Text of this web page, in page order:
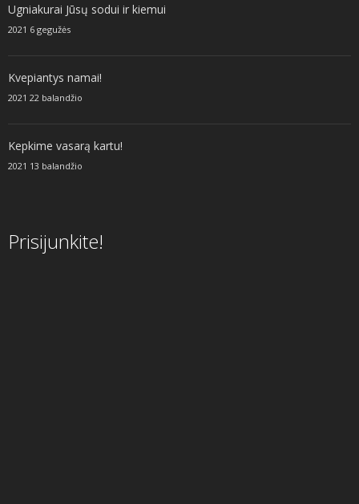
Ugniakurai Jūsų sodui ir kiemui
2021 6 gegužės
Kvepiantys namai!
2021 22 balandžio
Kepkime vasarą kartu!
2021 13 balandžio
Prisijunkite!